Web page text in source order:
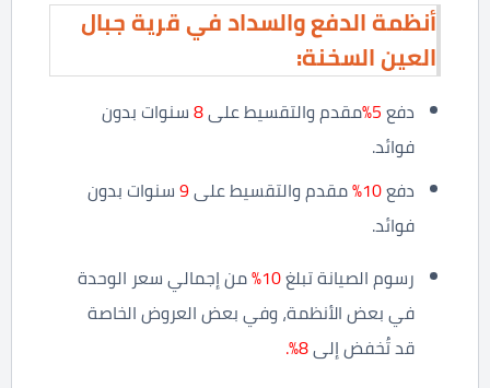
أنظمة الدفع والسداد في قرية جبال
العين السخنة:
دفع5
%مقدم والتقسيط على8سنوات بدون
فوائد.
دفع10% مقدم والتقسيط على9سنوات بدون
فوائد.
رسوم الصيانة تبلغ10% من إجمالي سعر الوحدة
في بعض الأنظمة، وفي بعض العروض الخاصة
قد تُخفض إلى8%.